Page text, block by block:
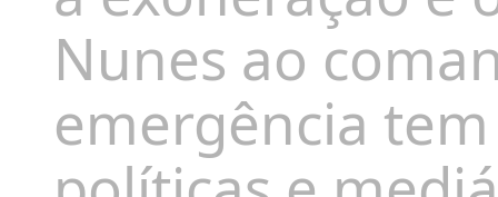
Nunes ao
emergência